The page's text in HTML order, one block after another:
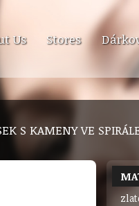
Us Stores
S KAMENY VE